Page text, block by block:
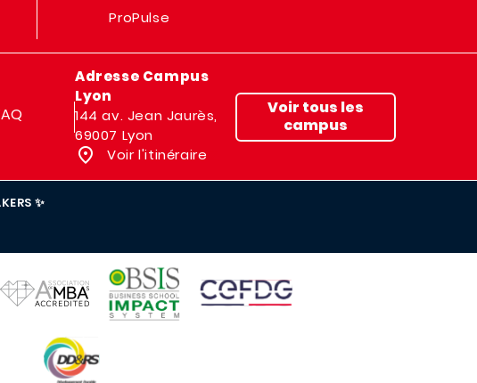
ProPulse
Adresse Campus
Lyon
144 av. Jean Jaurès,
69007 Lyon
Voir l'itinéraire
Voir tous les
campus
✨
IMAGE
IMAGE
IMAGE
IMAGE